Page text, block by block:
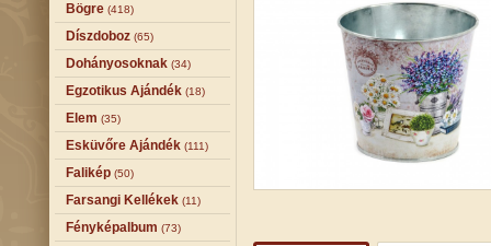
Bögre (418)
Díszdoboz (65)
Dohányosoknak (34)
Egzotikus Ajándék (18)
Elem (35)
Esküvőre Ajándék (111)
Falikép (50)
Farsangi Kellékek (11)
Fényképalbum (73)